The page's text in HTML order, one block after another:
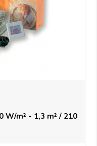
m² - 1,3 m² / 210